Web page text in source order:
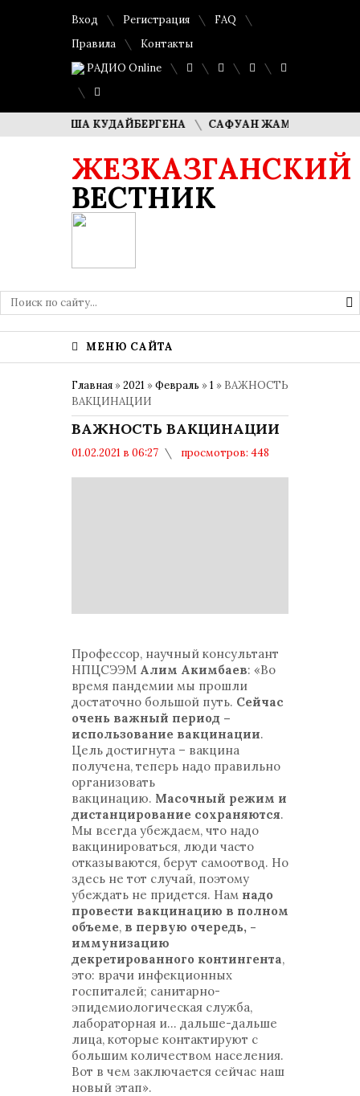
Вход Регистрация
FAQ
Правила
Контакты
РАДИО Online
ДИМАША КУДАЙБЕРГЕНА САФУАН ЖАМПЕИСОВ: «МЫ
ЖЕЗКАЗГАНСКИЙ
ВЕСТНИК
МЕНЮ САЙТА
Главная »2021 »Февраль »1 » ВАЖНОСТЬ
ВАКЦИНАЦИИ
ВАЖНОСТЬ ВАКЦИНАЦИИ
01.02.2021 в 06:27
просмотров: 448
Профессор, научный консультант
НПЦСЭЭМ Алим Акимбаев: «Во
время пандемии мы прошли
достаточно большой путь. Сейчас
очень важный период –
использование вакцинации.
Цель достигнута – вакцина
получена, теперь надо правильно
организовать
вакцинацию. Масочный режим и
дистанцирование сохраняются.
Мы всегда убеждаем, что надо
вакцинироваться, люди часто
отказываются, берут самоотвод. Но
здесь не тот случай, поэтому
убеждать не придется. Нам надо
провести вакцинацию в полном
объеме, в первую очередь, -
иммунизацию
декретированного контингента,
это: врачи инфекционных
госпиталей; санитарно-
эпидемиологическая служба,
лабораторная и… дальше-дальше
лица, которые контактируют с
большим количеством населения.
Вот в чем заключается сейчас наш
новый этап».